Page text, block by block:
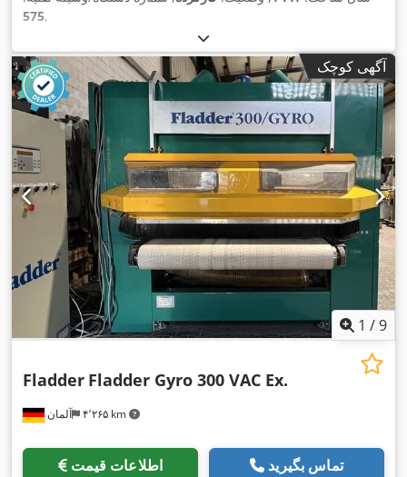
575,
آگهی کوچک
1 /9
آلمان ۴٬۲۶۵ km
Fladder Fladder Gyro 300 VAC Ex.
اطلاعات قیمت تماس بگیرید